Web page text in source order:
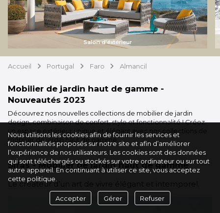
Salon d'éxtérieur
Accueil arrow Portugal arrow Faro arrow Almancil
Mobilier de jardin haut de gamme -
Nouveautés 2023
Découvrez nos nouvelles collections de mobilier de jardin
design, combinaison de confort, style et fonctionnalité ! Créez
un espace extérieur unique et élégant avec nos collections de
mobilier de jardin haut de gamme.
Sifas - Mobilier de jardin haut de gamme
Le créateur d’un art de vivre élégant et intemporel.
Nous utilisons les cookies afin de fournir les services et
fonctionnalités proposés sur notre site et afin d’améliorer
l’expérience de nos utilisateurs. Les cookies sont des données
qui sont téléchargés ou stockés sur votre ordinateur ou sur tout
autre appareil. En continuant à utiliser ce site, vous acceptez
cette politique.
Accepter Gérer Refuser